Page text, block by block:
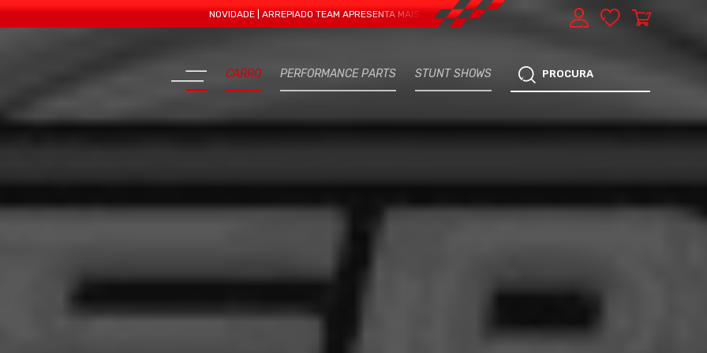
NOVIDADE | ARREPIADO TEAM APRESENTA MAIS UMA VERTENTE - EXPRESS CAR SERVICE, MANUTENÇÃO DO TEU CARRO
CARRO PERFORMANCE PARTS STUNT SHOWS